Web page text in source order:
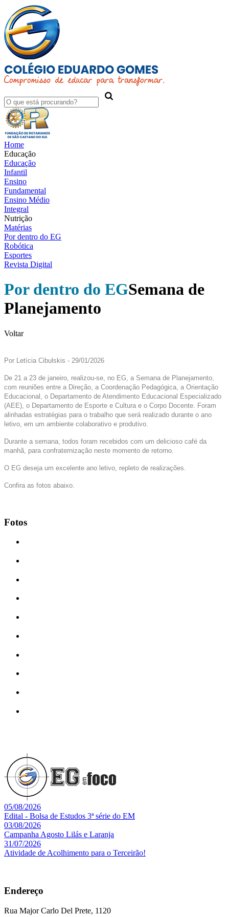
Home
Educação
Educação
Infantil
Ensino
Fundamental
Ensino Médio
Integral
Nutrição
Matérias
Por dentro do EG
Robótica
Esportes
Revista Digital
Por dentro do EGSemana de
Planejamento
Voltar
Por Letícia Cibulskis - 29/01/2026
De 21 a 23 de janeiro, realizou-se, no EG, a Semana de Planejamento,
com reuniões entre a Direção, a Coordenação Pedagógica, a Orientação
Educacional, o Departamento de Atendimento Educacional Especializado
(AEE), o Departamento de Esporte e Cultura e o Corpo Docente. Foram
alinhadas estratégias para o trabalho que será realizado durante o ano
letivo, em um ambiente colaborativo e produtivo.
Durante a semana, todos foram recebidos com um delicioso café da
manhã, para confraternização neste momento de retorno.
O EG deseja um excelente ano letivo, repleto de realizações.
Confira as fotos abaixo.
Fotos
05/08/2026
Edital - Bolsa de Estudos 3ª série do EM
03/08/2026
Campanha Agosto Lilás e Laranja
31/07/2026
Atividade de Acolhimento para o Terceirão!
Endereço
Rua Major Carlo Del Prete, 1120